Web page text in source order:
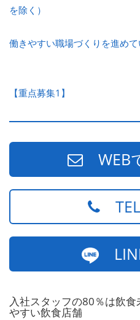
を除く）
働きやすい職場づくりを進めて
【重点募集1】
WEB
入社スタッフの80％は飲
やすい飲食店舗